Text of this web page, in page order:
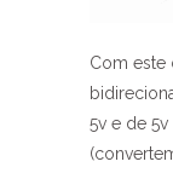
Com este
5v e de